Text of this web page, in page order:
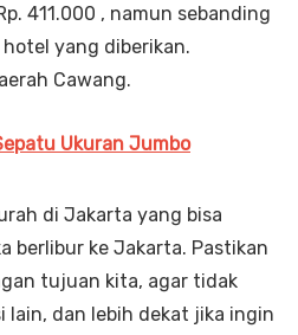
411.000 , namun sebanding
yang diberikan.
Cawang.
Ukuran Jumbo
di Jakarta yang bisa
berlibur ke Jakarta. Pastikan
tujuan kita, agar tidak
lain, dan lebih dekat jika ingin